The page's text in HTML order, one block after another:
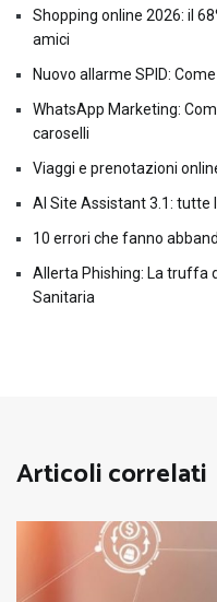
Shopping online 2026: il
amici
Nuovo allarme SPID:
WhatsApp Marketing:
caroselli
Viaggi e prenotazioni
AI Site Assistant 3.1: tutte
10 errori che fanno
Allerta Phishing: La truffa
Sanitaria
Articoli correlati